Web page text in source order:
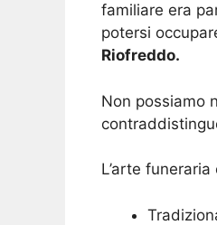
familiare era
potersi
Riofreddo.
Non possiamo
L’arte